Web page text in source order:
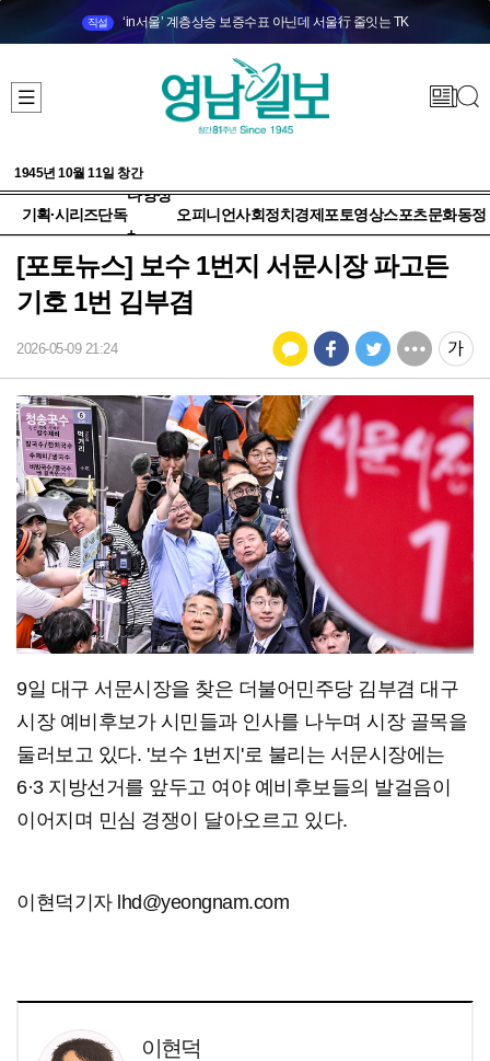
직설 ‘in서울’ 계층상승 보증수표 아닌데 서울行 줄잇는 TK
1945년 10월 11일 창간
기획·시리즈단독
다양성
+
오피니언사회정치 경제 포토영상스포츠문화동정
[포토뉴스] 보수 1번지 서문시장 파고든
기호 1번 김부겸
2026-05-09 21:24
9일 대구 서문시장을 찾은 더불어민주당 김부겸 대구
시장 예비후보가 시민들과 인사를 나누며 시장 골목을
둘러보고 있다. '보수 1번지'로 불리는 서문시장에는
6·3 지방선거를 앞두고 여야 예비후보들의 발걸음이
이어지며 민심 경쟁이 달아오르고 있다.
이현덕기자 lhd@yeongnam.com
이현덕